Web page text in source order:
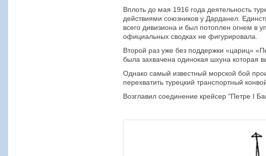
Вплоть до мая 1916 года деятельность
действиями союзников у Дарданел.
всего дивизиона и был потоплен огнем в
официальных сводках не фигурировала.
Второй раз уже без поддержки «цариц»
была захвачена одинокая шхуна которая
Однако самый известный морской бой
перехватить турецкий транспортный
Возглавил соединение крейсер "Петре I